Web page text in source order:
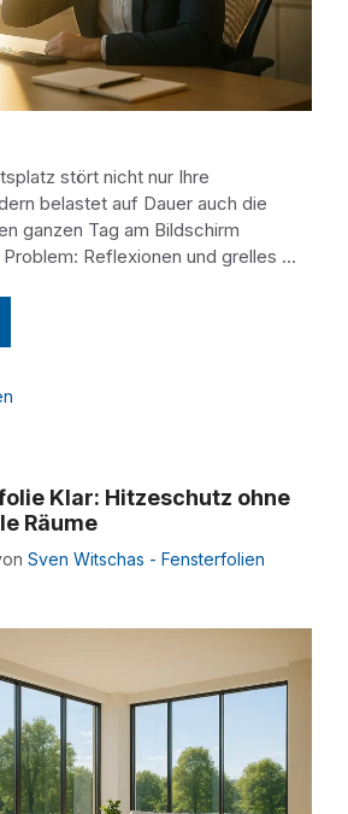
stört nicht nur Ihre
belastet auf Dauer auch die
ganzen Tag am Bildschirm
Reflexionen und grelles …
Klar: Hitzeschutz ohne
Räume
Sven Witschas - Fensterfolien